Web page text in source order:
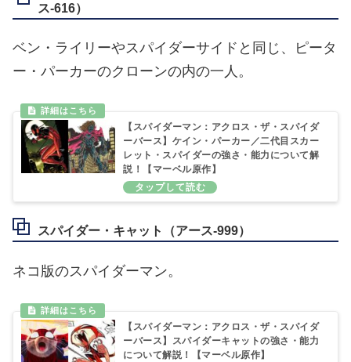
ス‐616）
ベン・ライリーやスパイダーサイドと同じ、ピータ
ー・パーカーのクローンの内の一人。
【スパイダーマン：アクロス・ザ・スパイダ
ーバース】ケイン・パーカー／二代目スカー
レット・スパイダーの強さ・能力について解
説！【マーベル原作】
スパイダー・キャット（アース‐999）
ネコ版のスパイダーマン。
【スパイダーマン：アクロス・ザ・スパイダ
ーバース】スパイダーキャットの強さ・能力
について解説！【マーベル原作】